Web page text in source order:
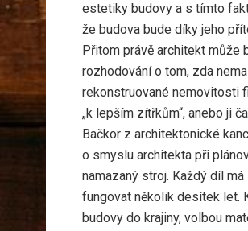
estetiky budovy a s tímto
že budova bude díky jeho
Přitom právě architekt
rozhodování o tom, zda
rekonstruované nemovitosti
„k lepším zítřkům“, anebo ji
Bačkor z architektonické
o smyslu architekta při
namazaný stroj. Každý díl
fungovat několik desítek let.
budovy do krajiny, volbou